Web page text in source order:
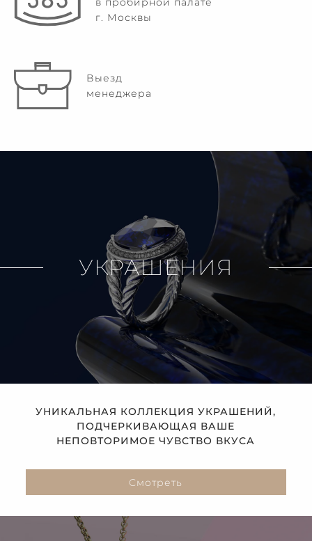
г. Москвы
Выезд
менеджера
УКРАШЕНИЯ
УНИКАЛЬНАЯ КОЛЛЕКЦИЯ УКРАШЕНИЙ,
ПОДЧЕРКИВАЮЩАЯ ВАШЕ
НЕПОВТОРИМОЕ ЧУВСТВО ВКУСА
Смотреть